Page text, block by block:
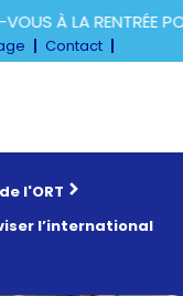
À LA RENTRÉE
Contact
l'ORT
l’international